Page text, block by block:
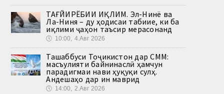
ТАҒЙИРЁБИИ ИҚЛИМ. Эл-Нинё ва
Ла-Ниня – ду ҳодисаи табиие, ки ба
иқлими ҷаҳон таъсир мерасонанд
🕔 10:00, 4.Авг 2026
Ташаббуси Тоҷикистон дар СММ:
масъулияти байнинаслӣ ҳамчун
парадигмаи нави ҳуқуқи сулҳ.
Андешаҳо дар ин маврид
🕔 14:00, 2.Авг 2026